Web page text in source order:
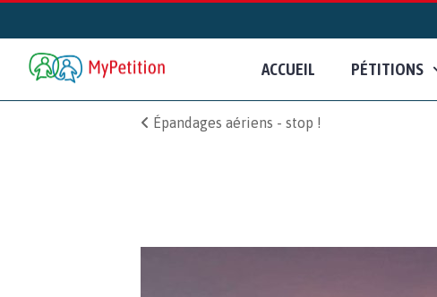
ACCUEIL PÉTITIONS
Épandages aériens - stop !